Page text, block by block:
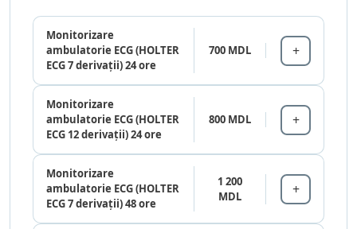
Monitorizare
ambulatorie ECG (HOLTER
ECG 7 derivații) 24 ore
700 MDL
Monitorizare
ambulatorie ECG (HOLTER
ECG 12 derivații) 24 ore
800 MDL
Monitorizare
ambulatorie ECG (HOLTER
ECG 7 derivații) 48 ore
1 200
MDL